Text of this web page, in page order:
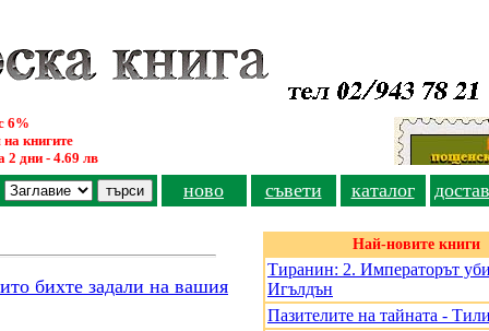
6%
книгите
2 дни - 4.69 лв
ново съвети каталог
бихте задали на вашия
Най-новите книги
Тиранин: 2. Императорът
Игълдън
Пазителите на тайната -